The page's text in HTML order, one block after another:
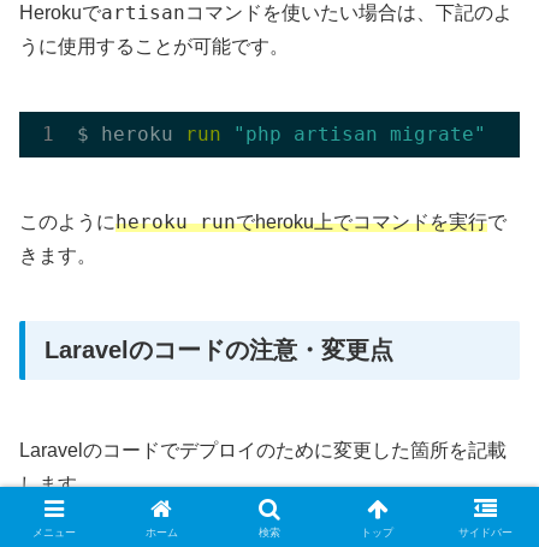
Herokuでartisanコマンドを使いたい場合は、下記のよ
うに使用することが可能です。
$ heroku run "php artisan migrate"
このようにheroku runでheroku上でコマンドを実行で
きます。
Laravelのコードの注意・変更点
Laravelのコードでデプロイのために変更した箇所を記載
します。
メニュー ホーム 検索 トップ サイドバー